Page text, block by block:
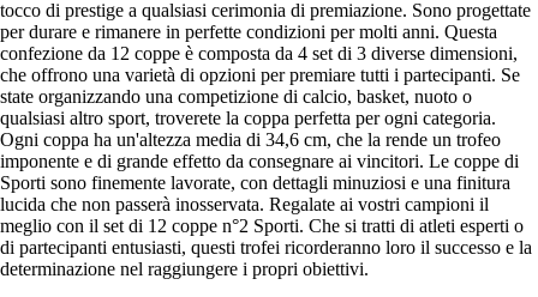
tocco di prestige a qualsiasi cerimonia di premiazione. Sono progettate
per durare e rimanere in perfette condizioni per molti anni. Questa
confezione da 12 coppe è composta da 4 set di 3 diverse dimensioni,
che offrono una varietà di opzioni per premiare tutti i partecipanti. Se
state organizzando una competizione di calcio, basket, nuoto o
qualsiasi altro sport, troverete la coppa perfetta per ogni categoria.
Ogni coppa ha un'altezza media di 34,6 cm, che la rende un trofeo
imponente e di grande effetto da consegnare ai vincitori. Le coppe di
Sporti sono finemente lavorate, con dettagli minuziosi e una finitura
lucida che non passerà inosservata. Regalate ai vostri campioni il
meglio con il set di 12 coppe n°2 Sporti. Che si tratti di atleti esperti o
di partecipanti entusiasti, questi trofei ricorderanno loro il successo e la
determinazione nel raggiungere i propri obiettivi.